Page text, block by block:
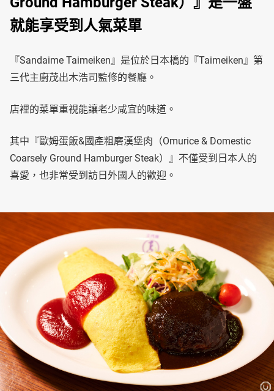
就能享受到人氣菜單
『Sandaime Taimeiken』是位於日本橋的『Taimeiken』第
三代主廚茂出木浩司監修的餐廳。
店裡的菜單重視能讓老少咸宜的味道。
其中『歐姆蛋飯&國產粗磨漢堡肉（Omurice & Domestic
Coarsely Ground Hamburger Steak）』不僅受到日本人的
喜愛，也非常受到訪日外國人的歡迎。